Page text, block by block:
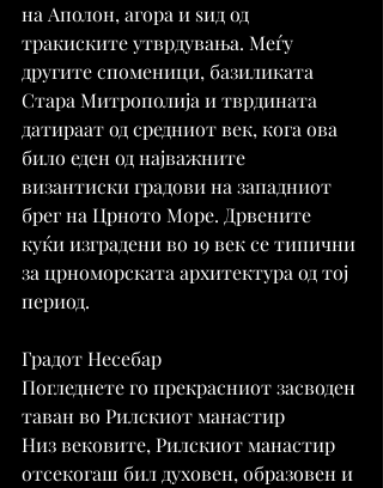
на Аполон, агора и ѕид од
тракиските утврдувања. Меѓу
другите споменици, базиликата
Стара Митрополија и тврдината
датираат од средниот век, кога ова
било еден од најважните
византиски градови на западниот
брег на Црното Море. Дрвените
куќи изградени во 19 век се типични
за црноморската архитектура од тој
период.
Градот Несебар
Погледнете го прекрасниот засводен
таван во Рилскиот манастир
Низ вековите, Рилскиот манастир
отсекогаш бил духовен, образовен и